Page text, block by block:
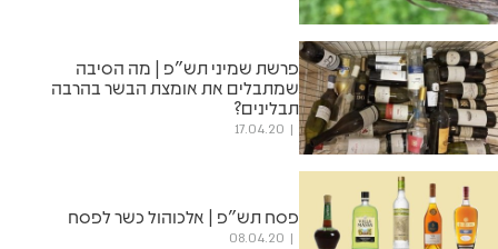
פרשת שמיני תש"פ | מה הסיבה
שמתבלים את אומצת הבשר בהרבה
תבלינים?
17.04.20
פסח תש"פ | אלכוהול כשר לפסח
08.04.20